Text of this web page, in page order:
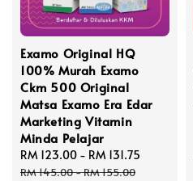
Examo Original HQ
100% Murah Examo
Ckm 500 Original
Matsa Examo Era Edar
Marketing Vitamin
Minda Pelajar
Sale
price
RM 123.00 - RM 131.75
RM 145.00-RM 155.00